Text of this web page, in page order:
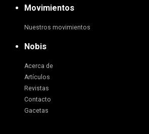
Movimientos
Nuestros movimientos
Nobis
Acerca de
Artículos
Revistas
Contacto
Gacetas